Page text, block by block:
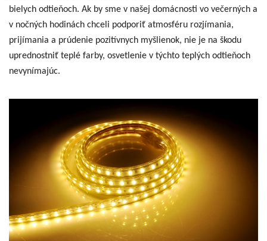
bielych odtieňoch. Ak by sme v našej domácnosti vo večerných a
v nočných hodinách chceli podporiť atmosféru rozjímania,
prijímania a prúdenie pozitívnych myšlienok, nie je na škodu
uprednostniť teplé farby, osvetlenie v týchto teplých odtieňoch
nevynímajúc.